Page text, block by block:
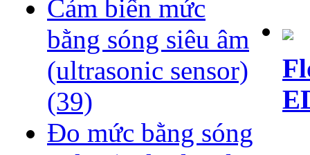
Cảm biến mức
bằng sóng siêu âm
(ultrasonic sensor)
(39)
Đo mức bằng sóng